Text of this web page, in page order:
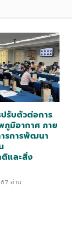
รับตัวต่อการ
ภูมิอากาศ ภาย
ารการพัฒนา
และสิ่ง
67อ่าน